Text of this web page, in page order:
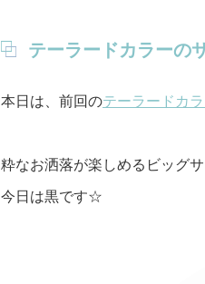
テーラードカラーの
本日は、前回のテーラードカ
粋なお洒落が楽しめるビッグ
今日は黒です☆